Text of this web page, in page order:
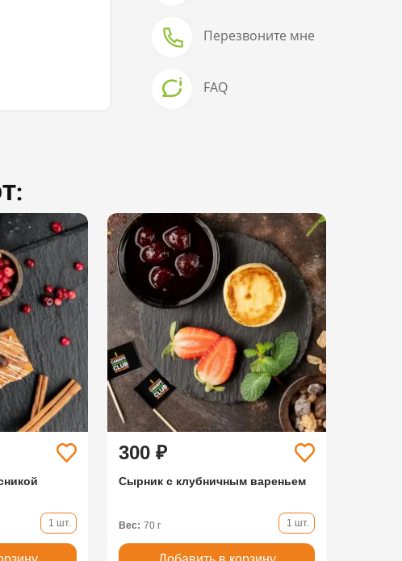
Перезвоните мне
FAQ
1 шт.
300 ₽
Сырник с клубничным вареньем
Вес: 70 г 1 шт.